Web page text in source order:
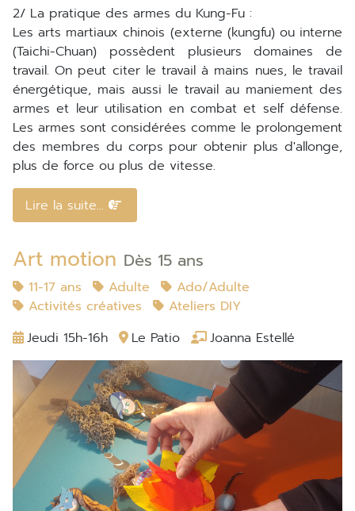
2/ La pratique des armes du Kung-Fu :
Les arts martiaux chinois (externe (kungfu) ou interne
(Taichi-Chuan) possèdent plusieurs domaines de
travail. On peut citer le travail à mains nues, le travail
énergétique, mais aussi le travail au maniement des
armes et leur utilisation en combat et self défense.
Les armes sont considérées comme le prolongement
des membres du corps pour obtenir plus d'allonge,
plus de force ou plus de vitesse.
Lire la suite...
Art motion Dès 15 ans
11-17 ans Adulte
Ado/Adulte
Activités créatives
Ateliers DIY
Jeudi 15h-16h
Le Patio Joanna Estellé